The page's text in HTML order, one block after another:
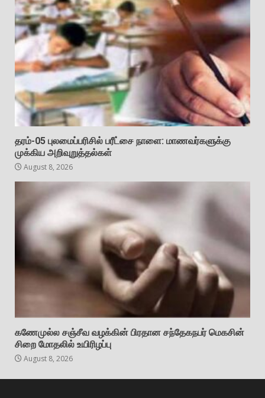
தரம்-05 புலமைப்பரிசில் பரீட்சை நாளை: மாணவர்களுக்கு
முக்கிய அறிவுறுத்தல்கள்
August 8, 2026
கணேமுல்ல சஞ்சீவ வழக்கின் பிரதான சந்தேகநபர் மெகசின்
சிறை மோதலில் உயிரிழப்பு
August 8, 2026